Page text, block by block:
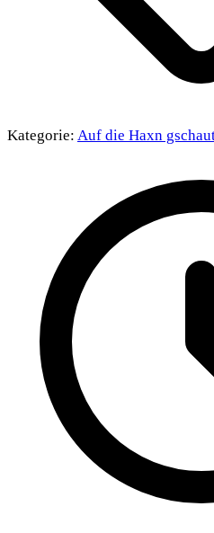
Kategorie: Auf die Haxn